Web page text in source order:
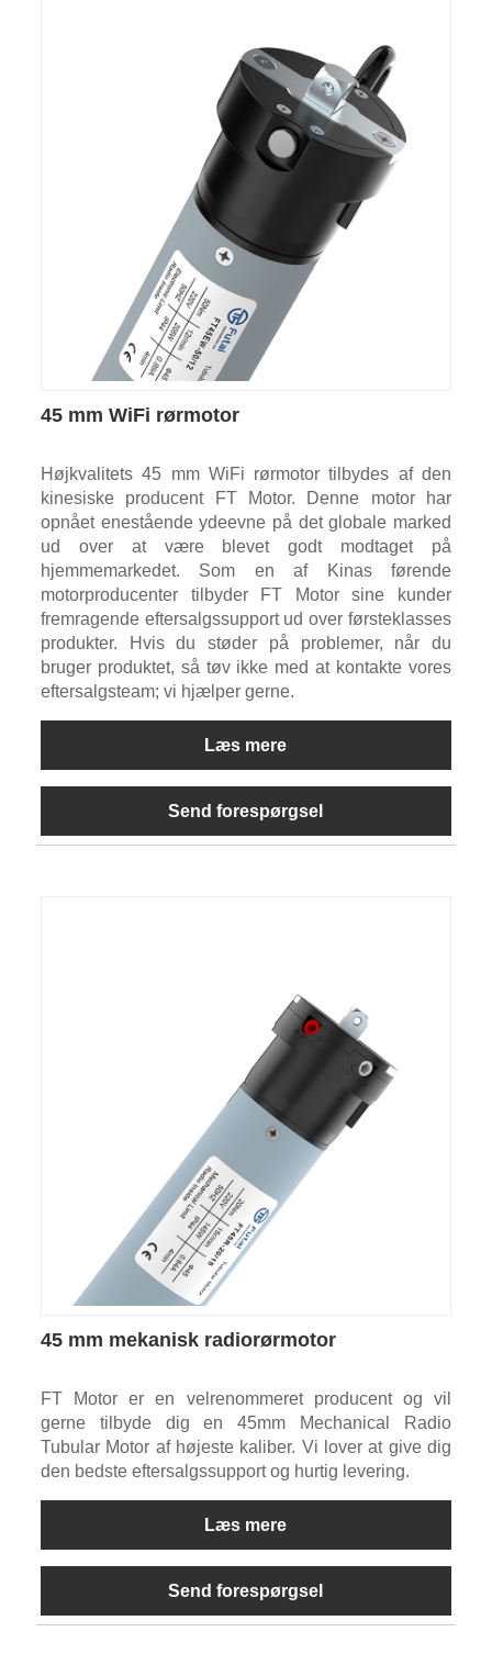
45 mm WiFi rørmotor
Højkvalitets 45 mm WiFi rørmotor tilbydes af den
kinesiske producent FT Motor. Denne motor har
opnået enestående ydeevne på det globale marked
ud over at være blevet godt modtaget på
hjemmemarkedet. Som en af ​​Kinas førende
motorproducenter tilbyder FT Motor sine kunder
fremragende eftersalgssupport ud over førsteklasses
produkter. Hvis du støder på problemer, når du
bruger produktet, så tøv ikke med at kontakte vores
eftersalgsteam; vi hjælper gerne.
Læs mere
Send forespørgsel
45 mm mekanisk radiorørmotor
FT Motor er en velrenommeret producent og vil
gerne tilbyde dig en 45mm Mechanical Radio
Tubular Motor af højeste kaliber. Vi lover at give dig
den bedste eftersalgssupport og hurtig levering.
Læs mere
Send forespørgsel